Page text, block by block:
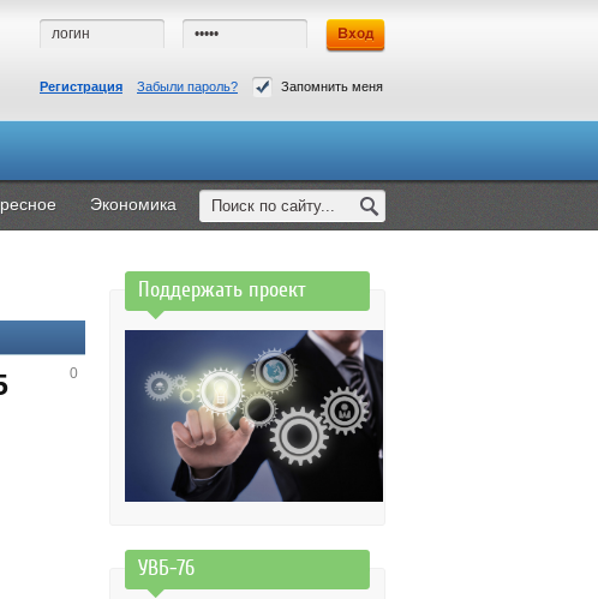
Регистрация Забыли пароль? Запомнить меня
Экономика
0
Поддержать проект
УВБ-76